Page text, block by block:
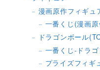
漫画原作フィギュ
一番くじ(漫画
ドラゴンボール
一番くじ-ドラ
プライズフィギ